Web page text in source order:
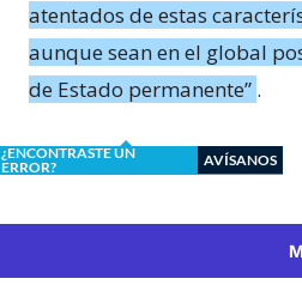
atentados de estas
aunque sean en el global
de Estado permanente” .
¿ENCONTRASTE UN
ERROR?
AVÍSANOS